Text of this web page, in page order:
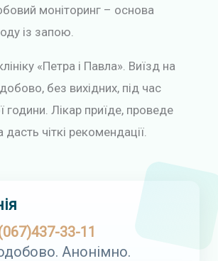
моніторинг – основа
із запою.
«Петра і Павла». Виїзд на
без вихідних, під час
години. Лікар приїде, проведе
чіткі рекомендації.
33-11
Анонімно.